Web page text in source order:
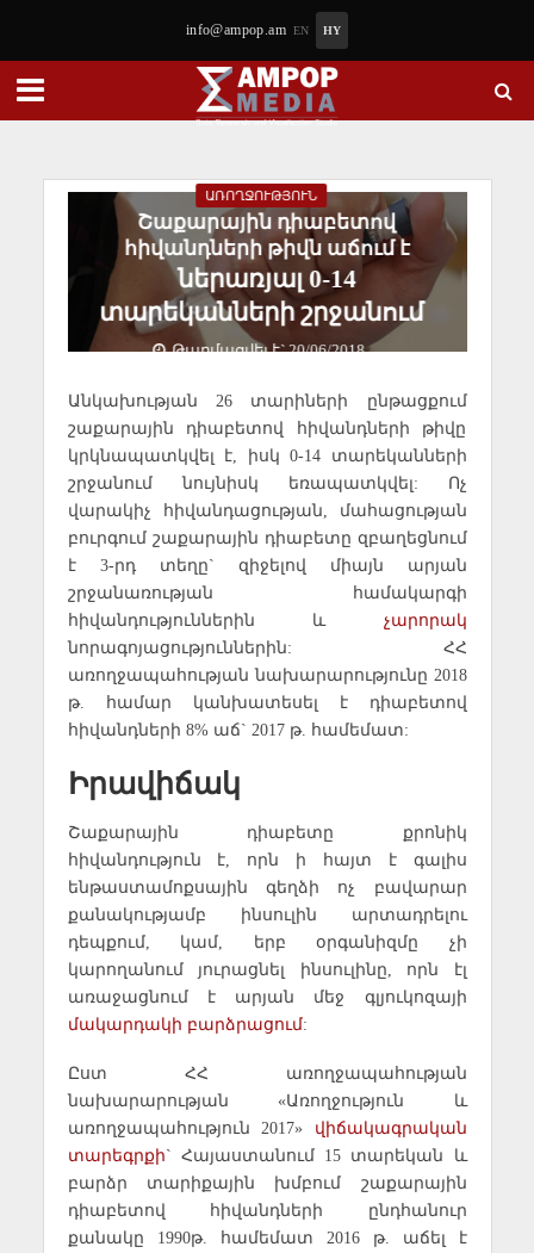
info@ampop.am EN HY
ԱՌՈՂՋՈՒԹՅՈՒՆ
Շաքարային դիաբետով
հիվանդների թիվն աճում է
ներառյալ 0-14
տարեկանների շրջանում
Թարմացվել է` 20/06/2018
Անկախության 26 տարիների ընթացքում
շաքարային դիաբետով հիվանդների թիվը
կրկնապատկվել է, իսկ 0-14 տարեկանների
շրջանում նույնիսկ եռապատկվել: Ոչ
վարակիչ հիվանդացության, մահացության
բուրգում շաքարային դիաբետը զբաղեցնում
է 3-րդ տեղը` զիջելով միայն արյան
շրջանառության համակարգի
հիվանդություններին և չարորակ
նորագոյացություններին: ՀՀ
առողջապահության նախարարությունը 2018
թ. համար կանխատեսել է դիաբետով
հիվանդների 8% աճ` 2017 թ. համեմատ:
Իրավիճակ
Շաքարային դիաբետը քրոնիկ
հիվանդություն է, որն ի հայտ է գալիս
ենթաստամոքսային գեղձի ոչ բավարար
քանակությամբ ինսուլին արտադրելու
դեպքում, կամ, երբ օրգանիզմը չի
կարողանում յուրացնել ինսուլինը, որն էլ
առաջացնում է արյան մեջ գլյուկոզայի
մակարդակի բարձրացում:
Ըստ ՀՀ առողջապահության
նախարարության «Առողջություն և
առողջապահություն 2017» վիճակագրական
տարեգրքի` Հայաստանում 15 տարեկան և
բարձր տարիքային խմբում շաքարային
դիաբետով հիվանդների ընդհանուր
քանակը 1990թ. համեմատ 2016 թ. աճել է